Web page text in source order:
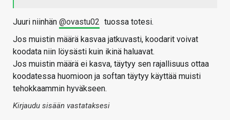
Juuri niinhän @ovastu02 tuossa totesi.
Jos muistin määrä kasvaa jatkuvasti, koodarit voivat
koodata niin löysästi kuin ikinä haluavat.
Jos muistin määrä ei kasva, täytyy sen rajallisuus ottaa
koodatessa huomioon ja softan täytyy käyttää muisti
tehokkaammin hyväkseen.
Kirjaudu sisään vastataksesi